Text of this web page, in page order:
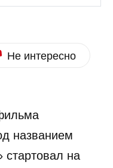
Не интересно
названием
стартовал на